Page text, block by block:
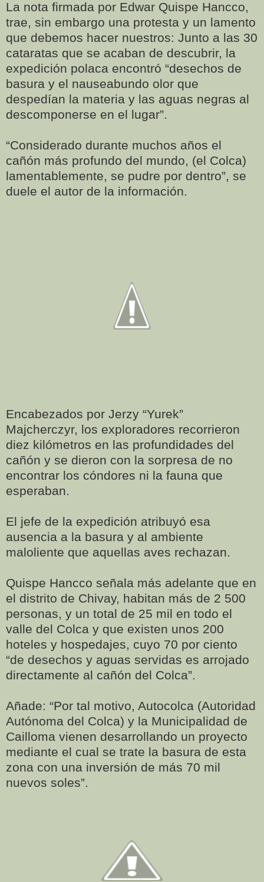
La nota firmada por Edwar Quispe Hancco,
trae, sin embargo una protesta y un lamento
que debemos hacer nuestros: Junto a las 30
cataratas que se acaban de descubrir, la
expedición polaca encontró “desechos de
basura y el nauseabundo olor que
despedían la materia y las aguas negras al
descomponerse en el lugar”.
“Considerado durante muchos años el
cañón más profundo del mundo, (el Colca)
lamentablemente, se pudre por dentro”, se
duele el autor de la información.
Encabezados por Jerzy “Yurek”
Majcherczyr, los exploradores recorrieron
diez kilómetros en las profundidades del
cañón y se dieron con la sorpresa de no
encontrar los cóndores ni la fauna que
esperaban.
El jefe de la expedición atribuyó esa
ausencia a la basura y al ambiente
maloliente que aquellas aves rechazan.
Quispe Hancco señala más adelante que en
el distrito de Chivay, habitan más de 2 500
personas, y un total de 25 mil en todo el
valle del Colca y que existen unos 200
hoteles y hospedajes, cuyo 70 por ciento
“de desechos y aguas servidas es arrojado
directamente al cañón del Colca”.
Añade: “Por tal motivo, Autocolca (Autoridad
Autónoma del Colca) y la Municipalidad de
Cailloma vienen desarrollando un proyecto
mediante el cual se trate la basura de esta
zona con una inversión de más 70 mil
nuevos soles”.